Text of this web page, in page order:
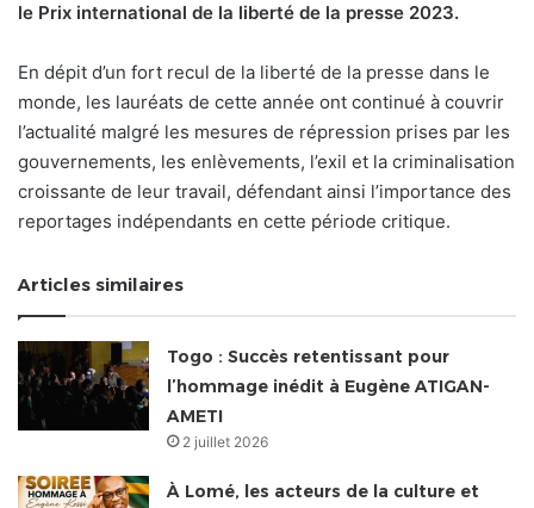
le Prix international de la liberté de la presse 2023.
En dépit d’un fort recul de la liberté de la presse dans le
monde, les lauréats de cette année ont continué à couvrir
l’actualité malgré les mesures de répression prises par les
gouvernements, les enlèvements, l’exil et la criminalisation
croissante de leur travail, défendant ainsi l’importance des
reportages indépendants en cette période critique.
Articles similaires
Togo : Succès retentissant pour
l’hommage inédit à Eugène ATIGAN-
AMETI
2 juillet 2026
À Lomé, les acteurs de la culture et